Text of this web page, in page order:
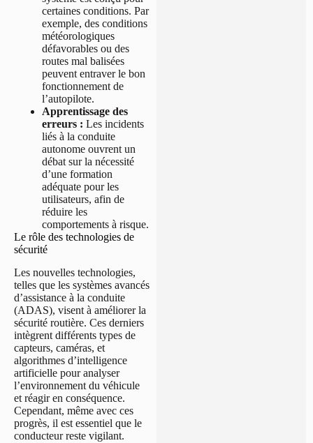
certaines conditions. Par
exemple, des conditions
météorologiques
défavorables ou des
routes mal balisées
peuvent entraver le bon
fonctionnement de
l’autopilote.
Apprentissage des
erreurs : Les incidents
liés à la conduite
autonome ouvrent un
débat sur la nécessité
d’une formation
adéquate pour les
utilisateurs, afin de
réduire les
comportements à risque.
Le rôle des technologies de
sécurité
Les nouvelles technologies,
telles que les systèmes avancés
d’assistance à la conduite
(ADAS), visent à améliorer la
sécurité routière. Ces derniers
intègrent différents types de
capteurs, caméras, et
algorithmes d’intelligence
artificielle pour analyser
l’environnement du véhicule
et réagir en conséquence.
Cependant, même avec ces
progrès, il est essentiel que le
conducteur reste vigilant.